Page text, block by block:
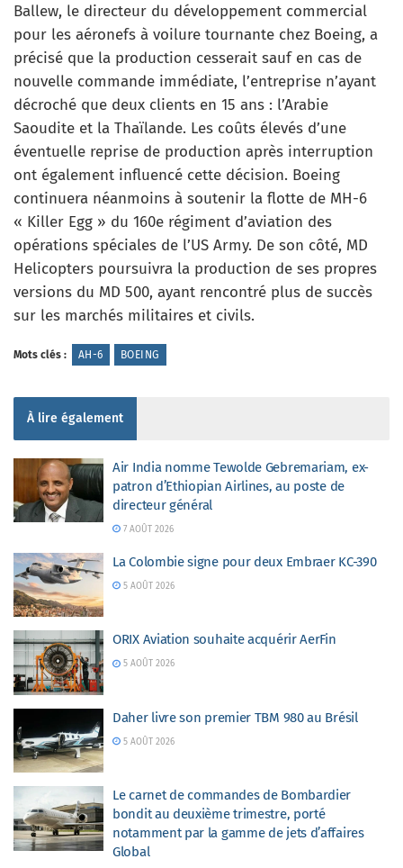
Ballew, le directeur du développement commercial
pour les aéronefs à voilure tournante chez Boeing, a
précisé que la production cesserait sauf en cas de
nouvelle commande immédiate, l’entreprise n’ayant
décroché que deux clients en 15 ans : l’Arabie
Saoudite et la Thaïlande. Les coûts élevés d’une
éventuelle reprise de production après interruption
ont également influencé cette décision. Boeing
continuera néanmoins à soutenir la flotte de MH-6
« Killer Egg » du 160e régiment d’aviation des
opérations spéciales de l’US Army. De son côté, MD
Helicopters poursuivra la production de ses propres
versions du MD 500, ayant rencontré plus de succès
sur les marchés militaires et civils.
Mots clés : AH-6 BOEING
À lire également
Air India nomme Tewolde Gebremariam, ex-
patron d’Ethiopian Airlines, au poste de
directeur général
7 AOÛT 2026
La Colombie signe pour deux Embraer KC-390
5 AOÛT 2026
ORIX Aviation souhaite acquérir AerFin
5 AOÛT 2026
Daher livre son premier TBM 980 au Brésil
5 AOÛT 2026
Le carnet de commandes de Bombardier
bondit au deuxième trimestre, porté
notamment par la gamme de jets d’affaires
Global